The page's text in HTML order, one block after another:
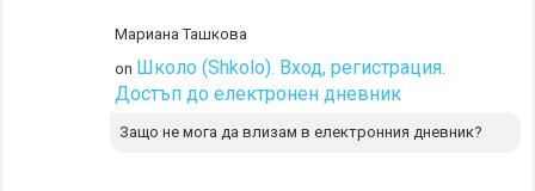
Мариана Ташкова
on Школо (Shkolo). Вход, регистрация.
Достъп до електронен дневник
Защо не мога да влизам в електронния дневник?